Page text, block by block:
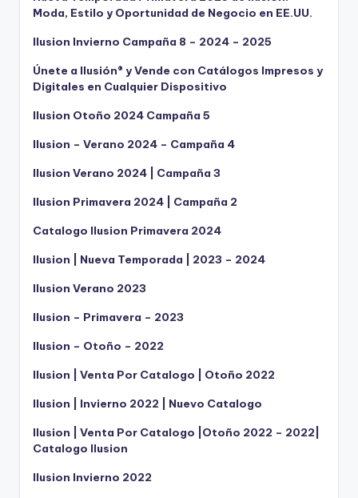
Moda, Estilo y Oportunidad de Negocio en EE.UU.
Ilusion Invierno Campaña 8 – 2024 – 2025
Únete a Ilusión® y Vende con Catálogos Impresos y
Digitales en Cualquier Dispositivo
Ilusion Otoño 2024 Campaña 5
Ilusion – Verano 2024 – Campaña 4
Ilusion Verano 2024 | Campaña 3
Ilusion Primavera 2024 | Campaña 2
Catalogo Ilusion Primavera 2024
Ilusion | Nueva Temporada | 2023 – 2024
Ilusion Verano 2023
Ilusion – Primavera – 2023
Ilusion – Otoño – 2022
Ilusion | Venta Por Catalogo | Otoño 2022
Ilusion | Invierno 2022 | Nuevo Catalogo
Ilusion | Venta Por Catalogo |Otoño 2022 – 2022|
Catalogo Ilusion
Ilusion Invierno 2022